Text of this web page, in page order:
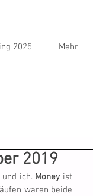
2025 Mehr
2019
ich. Money ist
waren beide